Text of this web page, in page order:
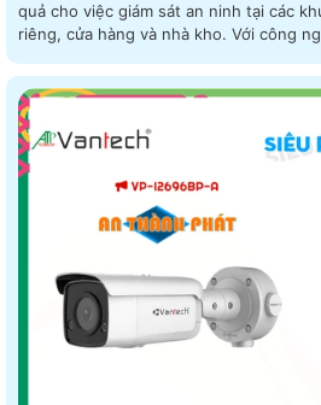
quả cho việc giám sát an ninh tại các
riêng, cửa hàng và nhà kho.